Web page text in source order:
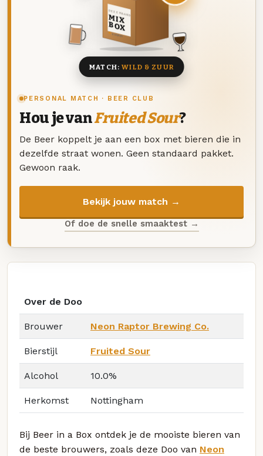
PERSONAL MATCH · BEER CLUB
Hou je vanFruited Sour?
De Beer koppelt je aan een box met bieren die in
dezelfde straat wonen. Geen standaard pakket.
Gewoon raak.
Bekijk jouw match →
Of doe de snelle smaaktest →
DEZE MAAND
MIX
BOX
8 BIEREN
MATCH:WILD & ZUUR
Over de Doo
Brouwer Neon Raptor Brewing Co.
Bierstijl Fruited Sour
Alcohol 10.0%
Herkomst Nottingham
Bij Beer in a Box ontdek je de mooiste bieren van
de beste brouwers, zoals deze Doo van Neon